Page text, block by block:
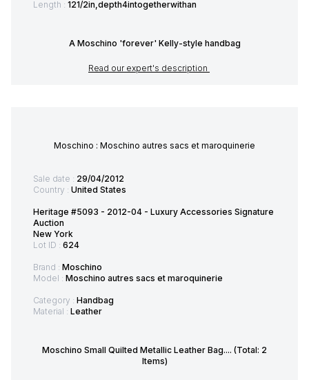
Length : 121/2in,depth4intogetherwithan
A Moschino 'forever' Kelly-style handbag
Read our expert's description
Moschino : Moschino autres sacs et maroquinerie
Sale date : 29/04/2012
Country : United States
Heritage #5093 - 2012-04 - Luxury Accessories Signature
Auction
New York
Lot ID : 624
Brand : Moschino
Model : Moschino autres sacs et maroquinerie
Category : Handbag
Material : Leather
Moschino Small Quilted Metallic Leather Bag.... (Total: 2
Items)